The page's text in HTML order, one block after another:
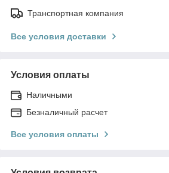
Транспортная компания
Все условия доставки
Условия оплаты
Наличными
Безналичный расчет
Все условия оплаты